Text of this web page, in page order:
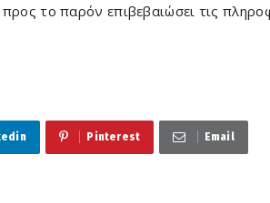
το παρόν επιβεβαιώσει τις
Pinterest Email